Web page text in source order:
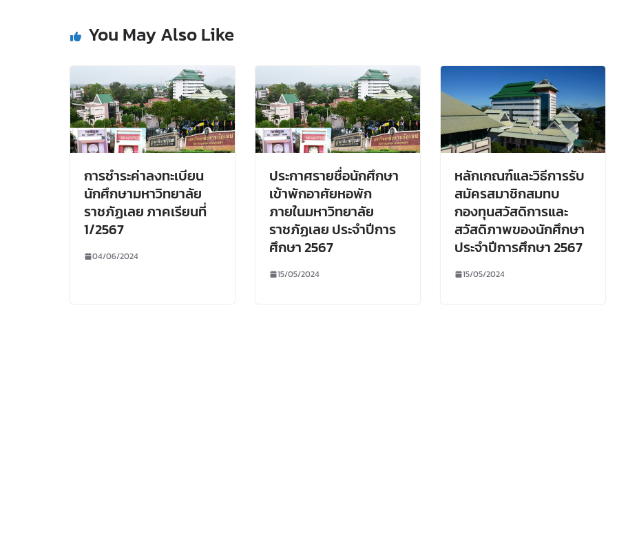
You May Also Like
การชำระค่าลงทะเบียน
นักศึกษามหาวิทยาลัย
ราชภัฏเลย ภาคเรียนที่
1/2567
04/06/2024
ประกาศรายชื่อนักศึกษา
เข้าพักอาศัยหอพัก
ภายในมหาวิทยาลัย
ราชภัฏเลย ประจำปีการ
ศึกษา 2567
15/05/2024
หลักเกณฑ์และวิธีการรับ
สมัครสมาชิกสมทบ
กองทุนสวัสดิการและ
สวัสดิภาพของนักศึกษา
ประจำปีการศึกษา 2567
15/05/2024